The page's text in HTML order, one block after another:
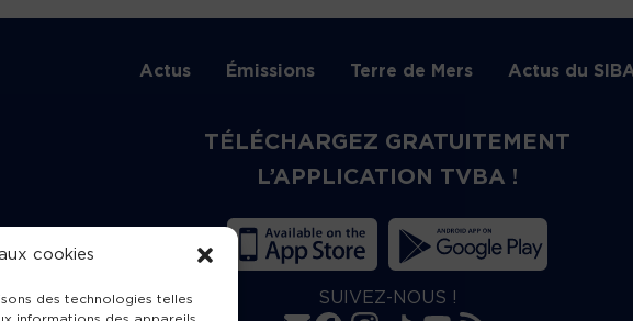
cookies
des technologies telles
Actus Émissions Terre de Mers Actus du
TÉLÉCHARGEZ GRATUITEMENT
L’APPLICATION TVBA !
SUIVEZ-NOUS !